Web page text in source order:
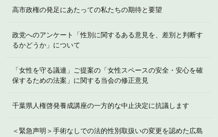
高市政権の発足にあたっての私たちの期待と要望
政党へのアンケート「性別に関するある意見を、差別と判断す
るかどうか」について
「女性を守る議連」ご提案の「女性スペースの安全・安心を確
保するための法案」に関する当会の修正意見
千葉県人権啓発養成講座の一方的な中止決定に抗議します
＜緊急声明＞手術なしでの法的性別取扱いの変更を認めた広島